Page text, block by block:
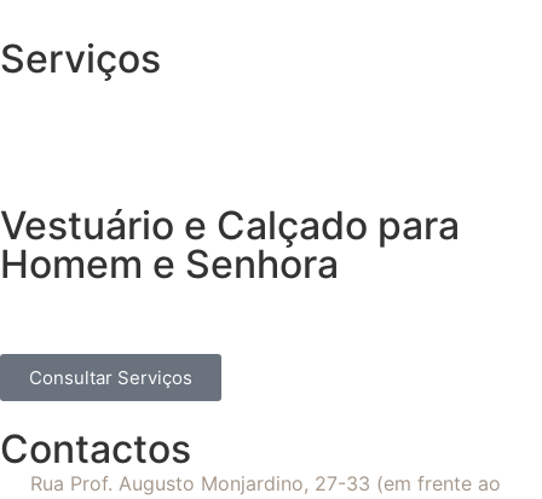
Serviços
Vestuário e Calçado para
Homem e Senhora
Consultar Serviços
Contactos
Rua Prof. Augusto Monjardino, 27-33 (em frente ao